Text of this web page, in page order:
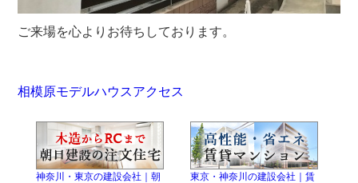
ご来場を心よりお待ちしております。
相模原モデルハウスアクセス
神奈川・東京の建設会社｜朝
東京・神奈川の建設会社｜賃